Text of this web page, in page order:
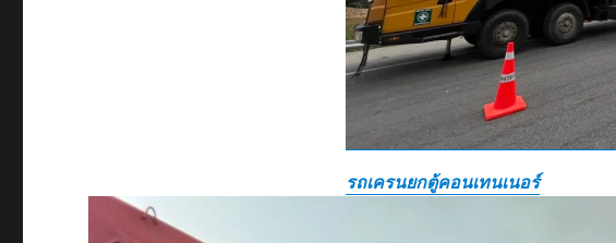
รถเครนยกตู้คอนเทนเนอร์